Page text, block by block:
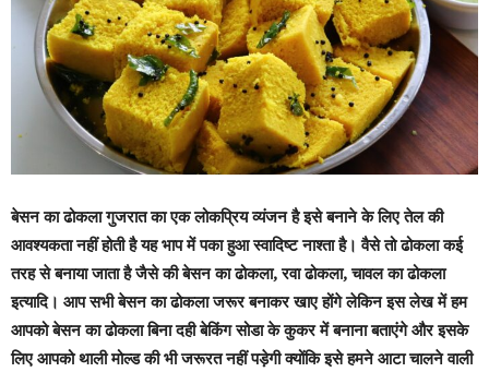
बेसन का ढोकला गुजरात का एक लोकप्रिय व्यंजन है इसे बनाने के लिए तेल की
आवश्यकता नहीं होती है यह भाप में पका हुआ स्वादिष्ट नाश्ता है। वैसे तो ढोकला कई
तरह से बनाया जाता है जैसे की बेसन का ढोकला, रवा ढोकला, चावल का ढोकला
इत्यादि। आप सभी बेसन का ढोकला जरूर बनाकर खाए होंगे लेकिन इस लेख में हम
आपको बेसन का ढोकला बिना दही बेकिंग सोडा के कुकर में बनाना बताएंगे और इसके
लिए आपको थाली मोल्ड की भी जरूरत नहीं पड़ेगी क्योंकि इसे हमने आटा चालने वाली